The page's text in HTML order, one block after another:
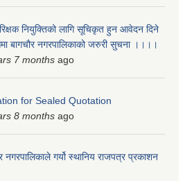
नियुक्तिको लागि सूचिकृत हुन आवेदन दिने
बागचौर नगरपालिकाको जरुरी सुचना ।।।।
7 months ago
for Sealed Quotation
8 months ago
नगरपालिकाले गर्यो स्थानिय राजपत्र प्रकाशन